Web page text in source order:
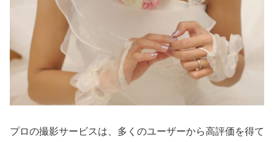
プロの撮影サービスは、多くのユーザーから高評価を得て